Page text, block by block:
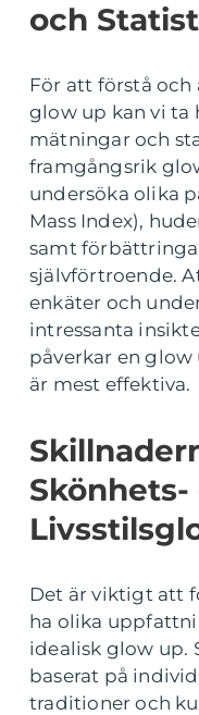
och
För att förstå och
glow up kan vi ta
mätningar och
framgångsrik
undersöka olika
Mass Index),
samt
självförtroende.
enkäter och
intressanta
påverkar en
är mest effektiva.
Skönhets-
Det är viktigt att
ha olika
idealisk glow up.
baserat på
traditioner och